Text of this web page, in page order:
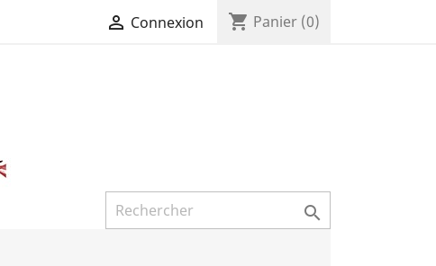
 Connexion shopping_cart Panier (0)
